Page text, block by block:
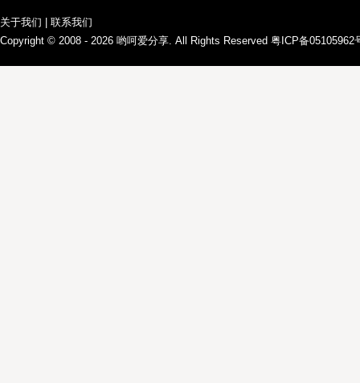
关于我们
联系我们
Copyright © 2008 - 2026 哟呵爱分享 . All Rights Reserved 粤ICP备05105962